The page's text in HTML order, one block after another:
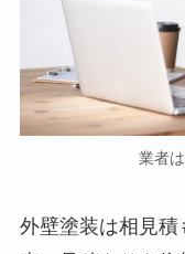
業者
外壁塗装は相見積